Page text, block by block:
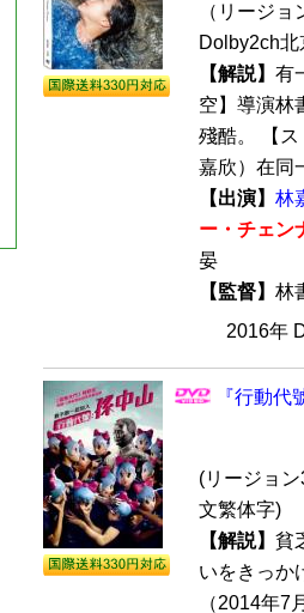
（リージ
Dolby2ch北
【解説】 有
空】導演林
殘酷。 【
嘉欣）在同
【出演】 林
ー・チェン
晏
【監督】 林
2016年
『行動
(リージョ
文繁体字)
【解説】 貧
いをきっか
（2014年7